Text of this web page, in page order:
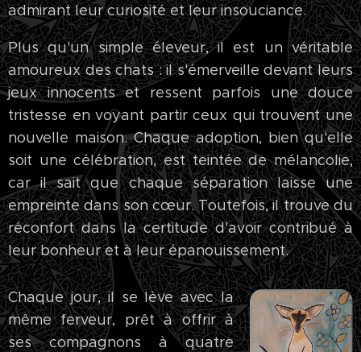
admirant leur curiosité et leur insouciance.
Plus qu'un simple éleveur, il est un véritable
amoureux des chats : il s'émerveille devant leurs
jeux innocents et ressent parfois une douce
tristesse en voyant partir ceux qui trouvent une
nouvelle maison. Chaque adoption, bien qu'elle
soit une célébration, est teintée de mélancolie,
car il sait que chaque séparation laisse une
empreinte dans son cœur. Toutefois, il trouve du
réconfort dans la certitude d'avoir contribué à
leur bonheur et à leur épanouissement.
Chaque jour, il se lève avec la
même ferveur, prêt à offrir à
ses compagnons à quatre